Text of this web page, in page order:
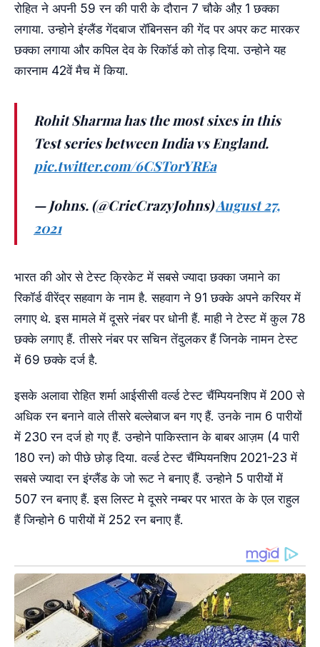
रोहित ने अपनी 59 रन की पारी के दौरान 7 चौके औऱ 1 छक्का
लगाया. उन्होने इंग्लैंड गेंदबाज रॉबिनसन की गेंद पर अपर कट मारकर
छक्का लगाया और कपिल देव के रिकॉर्ड को तोड़ दिया. उन्होने यह
कारनाम 42वें मैच में किया.
Rohit Sharma has the most sixes in this
Test series between India vs England.
pic.twitter.com/6CSTorYREa
— Johns. (@CricCrazyJohns)August 27,
2021
भारत की ओर से टेस्ट क्रिकेट में सबसे ज्यादा छक्का जमाने का
रिकॉर्ड वीरेंद्र सहवाग के नाम है. सहवाग ने 91 छक्के अपने करियर में
लगाए थे. इस मामले में दूसरे नंबर पर धोनी हैं. माही ने टेस्ट में कुल 78
छक्के लगाए हैं. तीसरे नंबर पर सचिन तेंदुलकर हैं जिनके नामन टेस्ट
में 69 छक्के दर्ज है.
इसके अलावा रोहित शर्मा आईसीसी वर्ल्ड टेस्ट चैंम्पियनशिप में 200 से
अधिक रन बनाने वाले तीसरे बल्लेबाज बन गए हैं. उनके नाम 6 पारीयों
में 230 रन दर्ज हो गए हैं. उन्होने पाकिस्तान के बाबर आज़म (4 पारी
180 रन) को पीछे छोड़ दिया. वर्ल्ड टेस्ट चैंम्पियनशिप 2021-23 में
सबसे ज्यादा रन इंग्लैंड के जो रूट ने बनाए हैं. उन्होने 5 पारीयों में
507 रन बनाए हैं. इस लिस्ट मे दूसरे नम्बर पर भारत के के एल राहुल
हैं जिन्होने 6 पारीयों में 252 रन बनाए हैं.